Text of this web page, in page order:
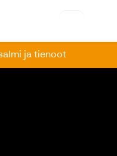
tienoot
ja tienoot